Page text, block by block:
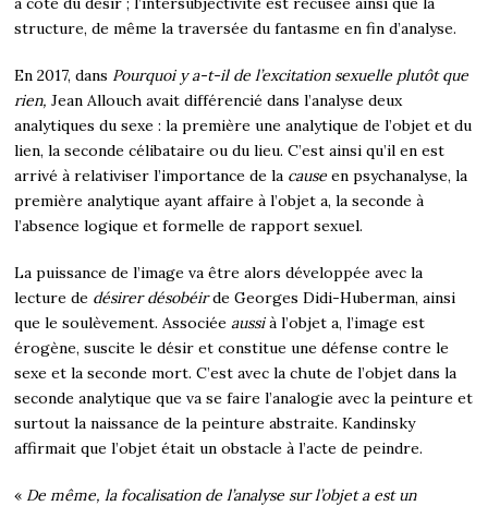
structure, de même la traversée du fantasme en fin d’analyse.
En 2017, dans Pourquoi y a-t-il de l’excitation sexuelle plutôt que
rien, Jean Allouch avait différencié dans l’analyse deux
analytiques du sexe : la première une analytique de l’objet et du
lien, la seconde célibataire ou du lieu. C’est ainsi qu’il en est
arrivé à relativiser l’importance de la causeen psychanalyse, la
première analytique ayant affaire à l’objet a, la seconde à
l’absence logique et formelle de rapport sexuel.
La puissance de l’image va être alors développée avec la
lecture de désirer désobéirde Georges Didi-Huberman, ainsi
que le soulèvement. Associéeaussià l’objet a, l’image est
érogène, suscite le désir et constitue une défense contre le
sexe et la seconde mort. C’est avec la chute de l’objet dans la
seconde analytique que va se faire l’analogie avec la peinture et
surtout la naissance de la peinture abstraite. Kandinsky
affirmait que l’objet était un obstacle à l’acte de peindre.
« De même, la focalisation de l’analyse sur l’objet a est un